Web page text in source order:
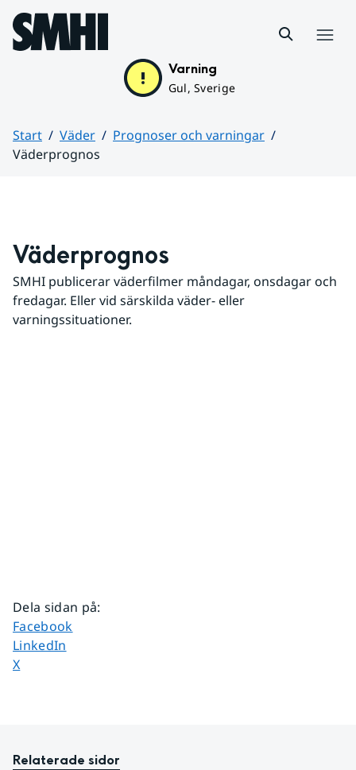
Hoppa till sidans innehåll
Varning
Gul, Sverige
Start Väder
Prognoser och varningar
Väderprognos
Väderprognos
SMHI publicerar väderfilmer måndagar, onsdagar och
fredagar. Eller vid särskilda väder- eller
varningssituationer.
Dela sidan på:
Dela sidan på
Facebook
Dela sidan på
LinkedIn
Dela sidan på
X
Relaterade sidor